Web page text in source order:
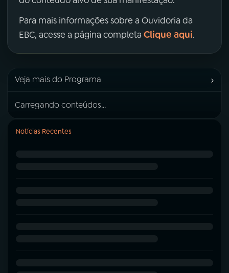
Para mais informações sobre a Ouvidoria da
EBC, acesse a página completa Clique aqui.
Veja mais do Programa ›
Carregando conteúdos...
Notícias Recentes